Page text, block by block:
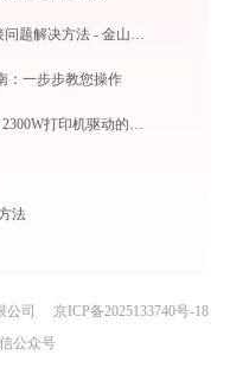
惠普LaserJet Pro 3104fdw打印机连接问题解决方法 - 金山毒霸
：一步步教您操作
详尽教程：柯尼卡美能达MagiColor 2300W打印机驱动的正确下载与安装方式
法
公司
京ICP备2025133740号-18
公众号